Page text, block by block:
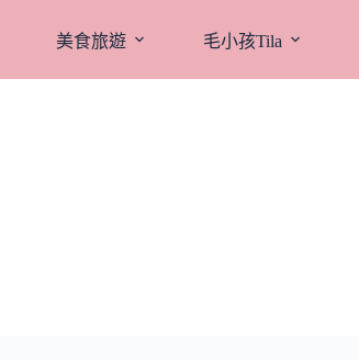
美食旅遊 毛小孩Tila